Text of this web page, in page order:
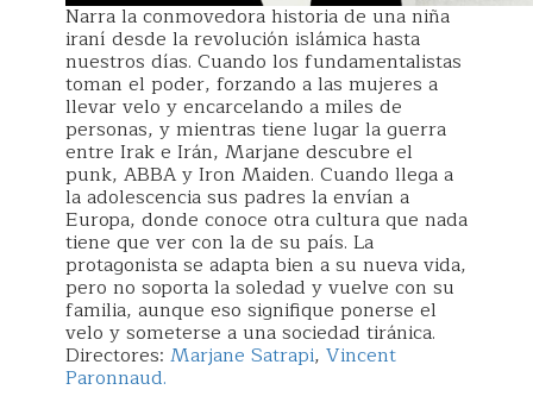
Narra la conmovedora historia de una niña
iraní desde la revolución islámica hasta
nuestros días. Cuando los fundamentalistas
toman el poder, forzando a las mujeres a
llevar velo y encarcelando a miles de
personas, y mientras tiene lugar la guerra
entre Irak e Irán, Marjane descubre el
punk, ABBA y Iron Maiden. Cuando llega a
la adolescencia sus padres la envían a
Europa, donde conoce otra cultura que nada
tiene que ver con la de su país. La
protagonista se adapta bien a su nueva vida,
pero no soporta la soledad y vuelve con su
familia, aunque eso signifique ponerse el
velo y someterse a una sociedad tiránica.
Directores: Marjane Satrapi, Vincent
Paronnaud.